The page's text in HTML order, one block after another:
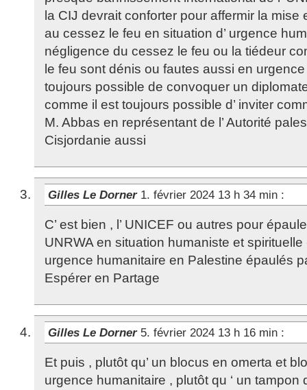
la CIJ devrait conforter pour affermir la
au cessez le feu en situation d’ urgence
négligence du cessez le feu ou la tiédeur
le feu sont dénis ou fautes aussi en
toujours possible de convoquer un
comme il est toujours possible d’ inviter
M. Abbas en représentant de l’ Autorité
Cisjordanie aussi
Gilles Le Dorner 1. février 2024 13 h 34 min :
C’ est bien , l’ UNICEF ou autres pour
UNRWA en situation humaniste et spirituelle
urgence humanitaire en Palestine épaulés
Espérer en Partage
Gilles Le Dorner 5. février 2024 13 h 16 min :
Et puis , plutôt qu’ un blocus en omerta et
urgence humanitaire , plutôt qu ‘ un tampon